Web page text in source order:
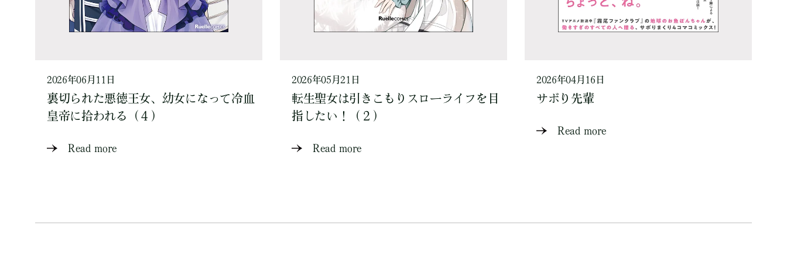
2026年06月11日
裏切られた悪徳王女、幼女になって冷血
皇帝に拾われる（４）
Read more
2026年05月21日
転生聖女は引きこもりスローライフを目
指したい！（２）
Read more
2026年04月16日
サボり先輩
Read more